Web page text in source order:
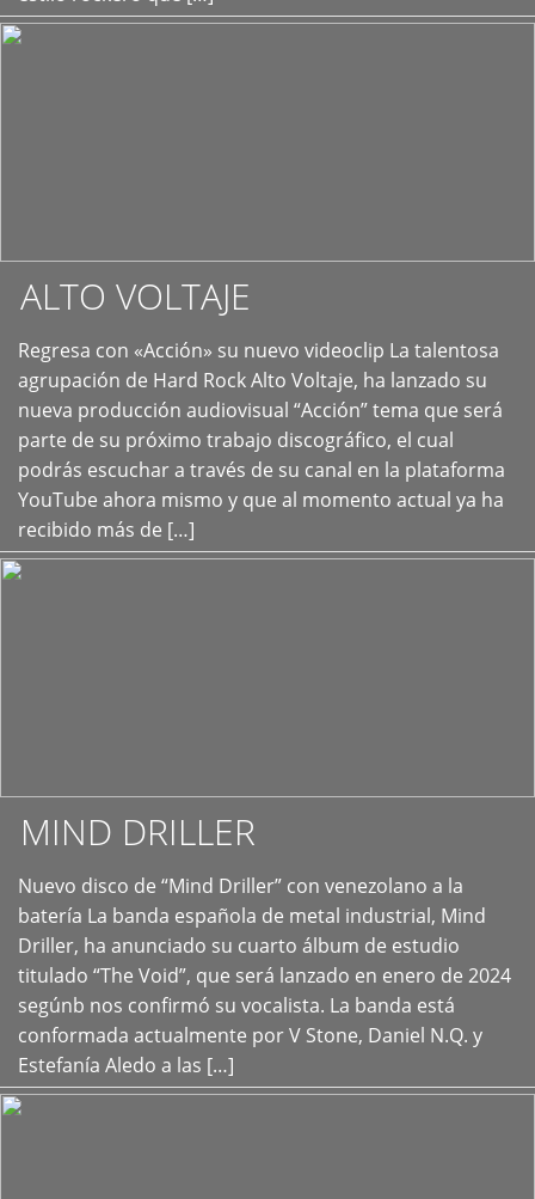
ALTO VOLTAJE
Regresa con «Acción» su nuevo videoclip La talentosa
agrupación de Hard Rock Alto Voltaje, ha lanzado su
nueva producción audiovisual “Acción” tema que será
parte de su próximo trabajo discográfico, el cual
podrás escuchar a través de su canal en la plataforma
YouTube ahora mismo y que al momento actual ya ha
recibido más de […]
+
MIND DRILLER
Nuevo disco de “Mind Driller” con venezolano a la
batería La banda española de metal industrial, Mind
Driller, ha anunciado su cuarto álbum de estudio
titulado “The Void”, que será lanzado en enero de 2024
segúnb nos confirmó su vocalista. La banda está
conformada actualmente por V Stone, Daniel N.Q. y
Estefanía Aledo a las […]
+